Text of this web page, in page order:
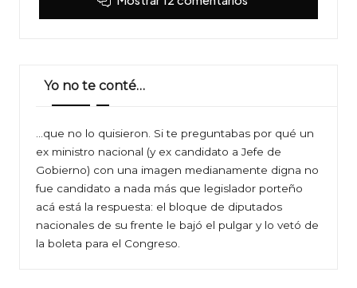
Yo no te conté…
…que no lo quisieron. Si te preguntabas por qué un
ex ministro nacional (y ex candidato a Jefe de
Gobierno) con una imagen medianamente digna no
fue candidato a nada más que legislador porteño
acá está la respuesta: el bloque de diputados
nacionales de su frente le bajó el pulgar y lo vetó de
la boleta para el Congreso.